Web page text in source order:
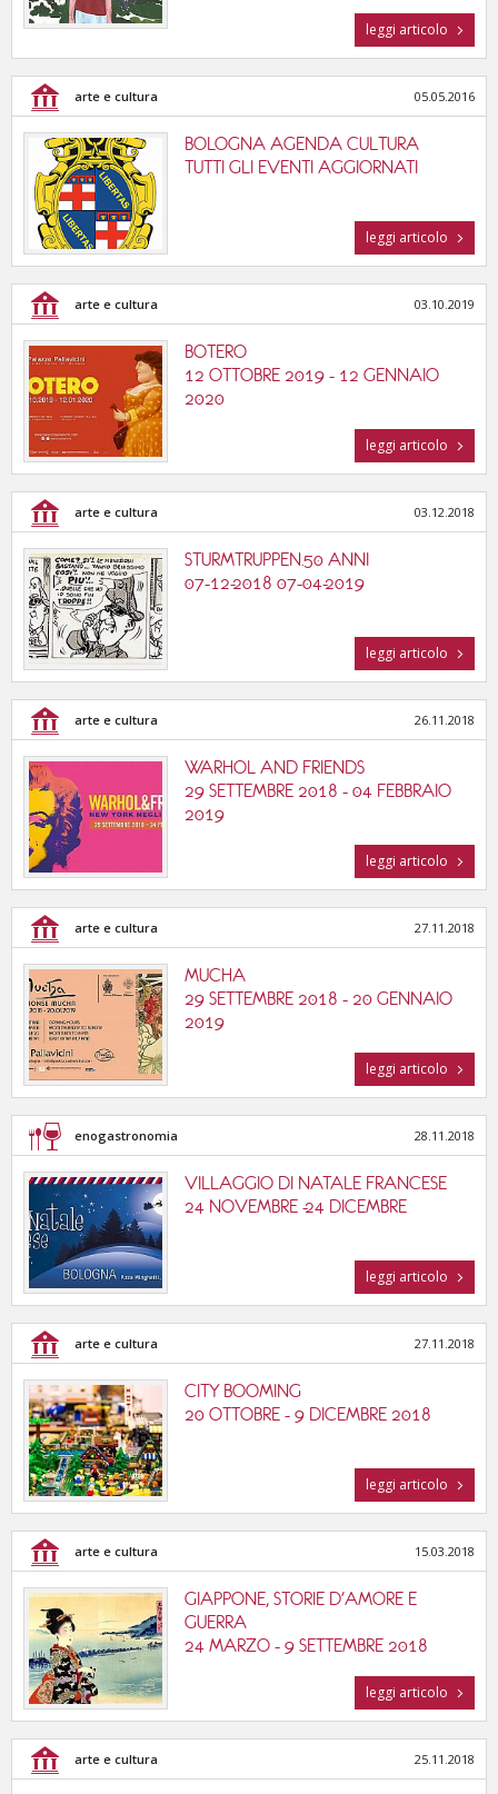
leggi articolo
arte e cultura 05.05.2016
BOLOGNA AGENDA CULTURA
TUTTI GLI EVENTI AGGIORNATI
leggi articolo
arte e cultura 03.10.2019
BOTERO
12 OTTOBRE 2019 - 12 GENNAIO
2020
leggi articolo
arte e cultura 03.12.2018
STURMTRUPPEN.50 ANNI
07-12-2018 07-04-2019
leggi articolo
arte e cultura 26.11.2018
WARHOL AND FRIENDS
29 SETTEMBRE 2018 - 04 FEBBRAIO
2019
leggi articolo
arte e cultura 27.11.2018
MUCHA
29 SETTEMBRE 2018 - 20 GENNAIO
2019
leggi articolo
enogastronomia 28.11.2018
VILLAGGIO DI NATALE FRANCESE
24 NOVEMBRE -24 DICEMBRE
leggi articolo
arte e cultura 27.11.2018
CITY BOOMING
20 OTTOBRE - 9 DICEMBRE 2018
leggi articolo
arte e cultura 15.03.2018
GIAPPONE, STORIE D'AMORE E
GUERRA
24 MARZO - 9 SETTEMBRE 2018
leggi articolo
arte e cultura 25.11.2018